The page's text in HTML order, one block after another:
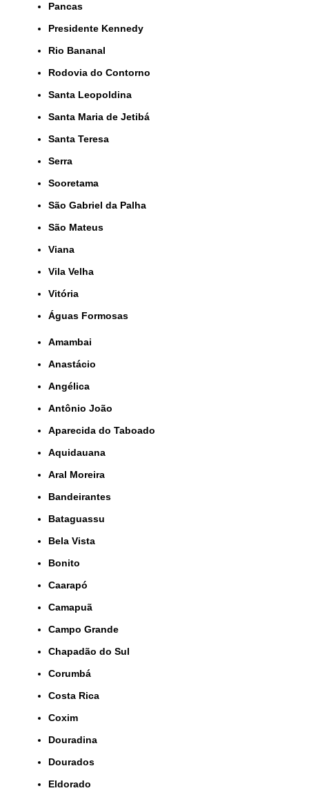
Pancas
Presidente Kennedy
Rio Bananal
Rodovia do Contorno
Santa Leopoldina
Santa Maria de Jetibá
Santa Teresa
Serra
Sooretama
São Gabriel da Palha
São Mateus
Viana
Vila Velha
Vitória
Águas Formosas
Amambai
Anastácio
Angélica
Antônio João
Aparecida do Taboado
Aquidauana
Aral Moreira
Bandeirantes
Bataguassu
Bela Vista
Bonito
Caarapó
Camapuã
Campo Grande
Chapadão do Sul
Corumbá
Costa Rica
Coxim
Douradina
Dourados
Eldorado